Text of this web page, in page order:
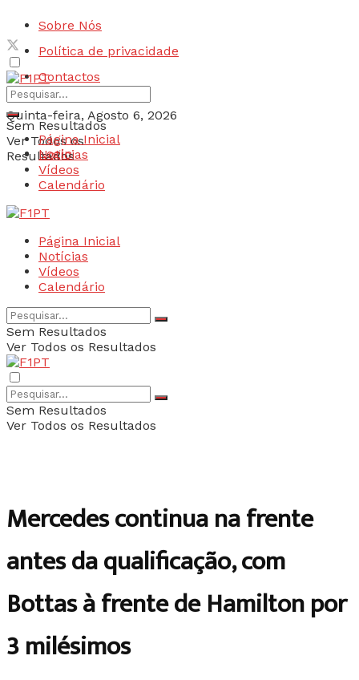
Sobre Nós
Política de privacidade
Contactos
Quinta-feira, Agosto 6, 2026
Login
Sem Resultados
Ver Todos os
Resultados
Página Inicial
Notícias
Vídeos
Calendário
Página Inicial
Notícias
Vídeos
Calendário
Sem Resultados
Ver Todos os Resultados
Sem Resultados
Ver Todos os Resultados
Mercedes continua na frente
antes da qualificação, com
Bottas à frente de Hamilton por
3 milésimos